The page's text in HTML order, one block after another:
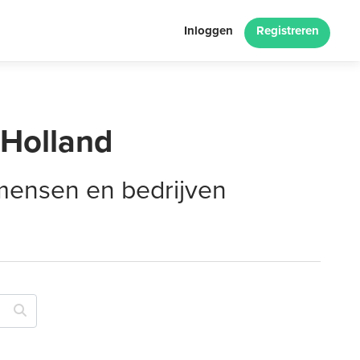
Inloggen Registreren
en bedrijven